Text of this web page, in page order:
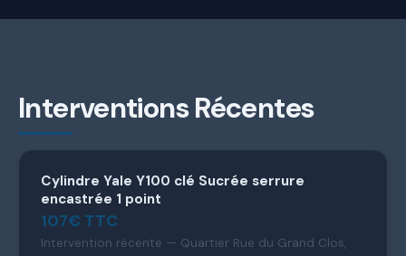
Interventions Récentes
Cylindre Yale Y100 clé Sucrée serrure
encastrée 1 point
107€ TTC
Intervention récente — Quartier Rue du Grand Clos,